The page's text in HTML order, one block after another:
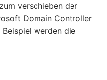
verschieben der
Domain Controller
Beispiel werden die